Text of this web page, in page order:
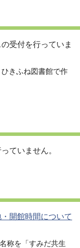
受付を行っていま
きふね図書館で作
ていません。
開館時間について
称を「すみだ共生